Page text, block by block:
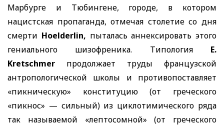
Марбурге и Тюбингене, городе, в котором
нацистская пропаганда, отмечая столетие со дня
смерти Hoelderlin, пыталась аннексировать этого
гениального шизофреника. Типология E.
Kretschmer продолжает труды французской
антропологической школы и противопоставляет
«пикническую» конституцию (от греческого
«пикнос» — сильный) из циклотимического ряда
так называемой «лептосомной» (от греческого